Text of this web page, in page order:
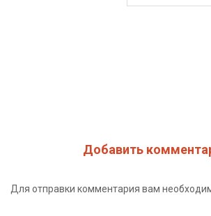
Добавить
Для отправки комментария вам